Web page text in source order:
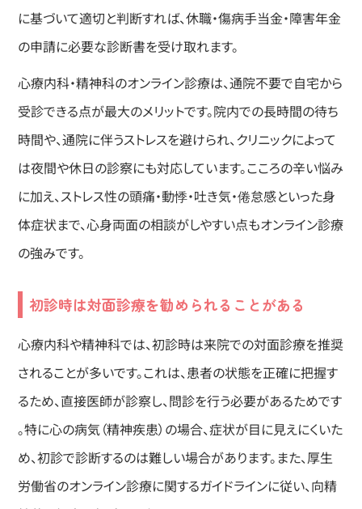
に基づいて適切と判断すれば、休職・傷病手当金・障害年金
の申請に必要な診断書を受け取れます。
心療内科・精神科のオンライン診療は、通院不要で自宅から
受診できる点が最大のメリットです。院内での長時間の待ち
時間や、通院に伴うストレスを避けられ、クリニックによって
は夜間や休日の診察にも対応しています。こころの辛い悩み
に加え、ストレス性の頭痛・動悸・吐き気・倦怠感といった身
体症状まで、心身両面の相談がしやすい点もオンライン診療
の強みです。
初診時は対面診療を勧められることがある
心療内科や精神科では、初診時は来院での対面診療を推奨
されることが多いです。これは、患者の状態を正確に把握す
るため、直接医師が診察し、問診を行う必要があるためです
。特に心の病気（精神疾患）の場合、症状が目に見えにくいた
め、初診で診断するのは難しい場合があります。また、厚生
労働省のオンライン診療に関するガイドラインに従い、向精